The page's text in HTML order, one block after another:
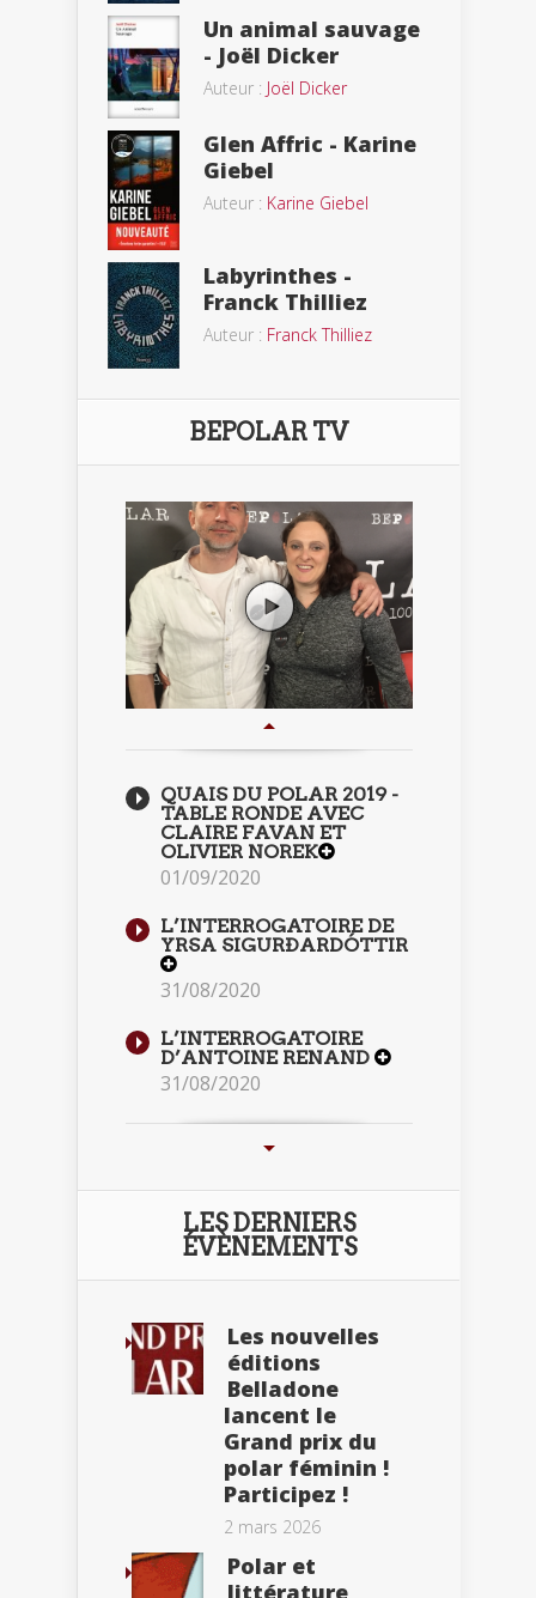
Un animal sauvage
- Joël Dicker
Auteur : Joël Dicker
Glen Affric - Karine
Giebel
Auteur : Karine Giebel
Labyrinthes -
Franck Thilliez
Auteur : Franck Thilliez
BEPOLAR TV
QUAIS DU POLAR 2019 -
TABLE RONDE AVEC
CLAIRE FAVAN ET
OLIVIER NOREK
01/09/2020
L’INTERROGATOIRE DE
YRSA SIGURÐARDÓTTIR
31/08/2020
L’INTERROGATOIRE
D’ANTOINE RENAND
31/08/2020
LES DERNIERS
ÉVÈNEMENTS
Les nouvelles
éditions
Belladone
lancent le
Grand prix du
polar féminin !
Participez !
2 mars 2026
Polar et
littérature